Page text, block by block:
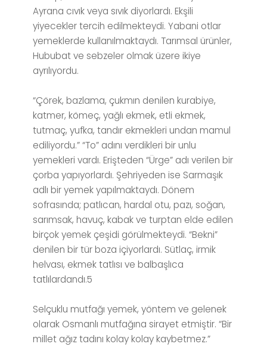
Ayrana cıvık veya sıvık diyorlardı. Ekşili
yiyecekler tercih edilmekteydi. Yabani otlar
yemeklerde kullanılmaktaydı. Tarımsal ürünler,
Hububat ve sebzeler olmak üzere ikiye
ayrılıyordu.
“Çörek, bazlama, çukmın denilen kurabiye,
katmer, kömeç, yağlı ekmek, etli ekmek,
tutmaç, yufka, tandır ekmekleri undan mamul
ediliyordu.” “To” adını verdikleri bir unlu
yemekleri vardı. Erişteden “Ürge” adı verilen bir
çorba yapıyorlardı. Şehriyeden ise Sarmaşık
adlı bir yemek yapılmaktaydı. Dönem
sofrasında; patlıcan, hardal otu, pazı, soğan,
sarımsak, havuç, kabak ve turptan elde edilen
birçok yemek çeşidi görülmekteydi. “Bekni”
denilen bir tür boza içiyorlardı. Sütlaç, irmik
helvası, ekmek tatlısı ve balbaşlıca
tatlılardandı.5
Selçuklu mutfağı yemek, yöntem ve gelenek
olarak Osmanlı mutfağına sirayet etmiştir. “Bir
millet ağız tadını kolay kolay kaybetmez.”